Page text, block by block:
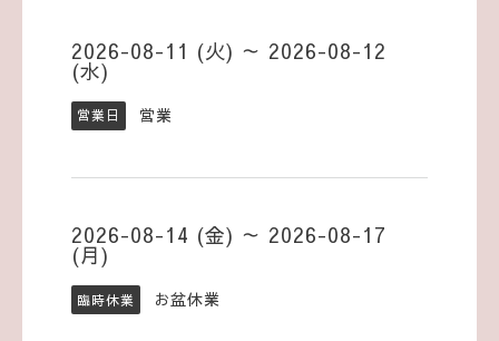
2026-08-11 (火) ～ 2026-08-12
(水)
営業日 営業
2026-08-14 (金) ～ 2026-08-17
(月)
臨時休業 お盆休業